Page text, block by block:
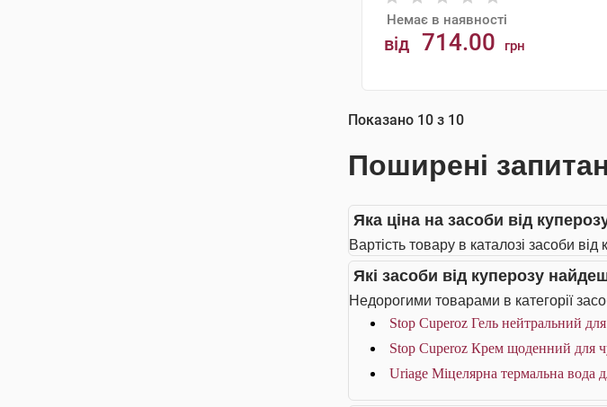
Немає в наявності
від 714.00 грн
АНАЛОГИ
Показано 10 з 10
Поширені
Яка ціна на засоби від
Вартість товару в каталозі засоби
Які засоби від куперозу
Недорогими товарами в категорії
Stop Cuperoz Гель нейтральний
Stop Cuperoz Крем щоденний для
Uriage Міцелярна термальна вода